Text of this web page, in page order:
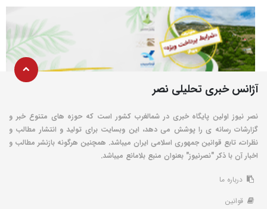
آژانس خبری تحلیلی نصر
نصر نیوز اولین پایگاه خبری در شمالغرب کشور است که حوزه های متنوع خبر و
گزارشات رسانه ی را پوشش می دهد، این وبسایت برای تولید و انتشار مطالب و
نظرات، تابع قوانین جمهوری اسلامی ایران میباشد. همچنین هرگونه بازنشر مطالب و
اخبار آن با ذکر "نصرنیوز" بعنوان منبع بلامانع میباشد.
درباره ما
قوانین